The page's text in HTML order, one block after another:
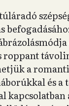
roppant
a
és a